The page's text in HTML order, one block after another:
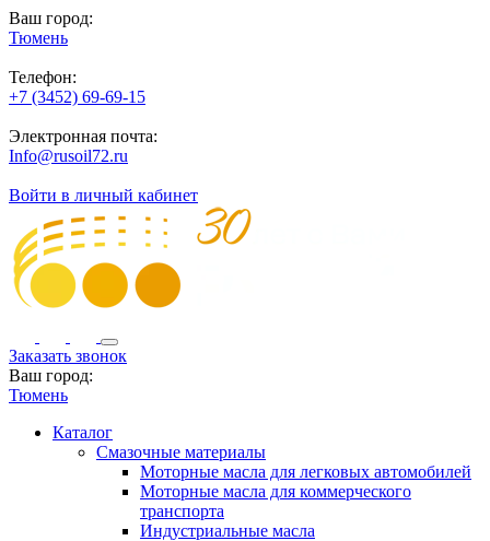
Ваш город:
Тюмень
Телефон:
+7 (3452) 69-69-15
Электронная почта:
Info@rusoil72.ru
Войти в личный кабинет
Заказать звонок
Ваш город:
Тюмень
Каталог
Смазочные материалы
Моторные масла для легковых автомобилей
Моторные масла для коммерческого
транспорта
Индустриальные масла